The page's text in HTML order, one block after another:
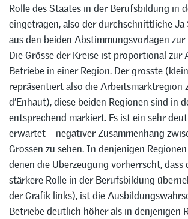
Rolle des Staates in der Berufsbildung in
eingetragen, also der durchschnittliche
aus den beiden Abstimmungsvorlagen
Die Grösse der Kreise ist proportional zur
Betriebe in einer Region. Der grösste
repräsentiert also die Arbeitsmarktregion
d’Enhaut), diese beiden Regionen sind in
entsprechend markiert. Es ist ein sehr
erwartet – negativer Zusammenhang
Grössen zu sehen. In denjenigen
denen die Überzeugung vorherrscht, dass
stärkere Rolle in der Berufsbildung
der Grafik links), ist die
Betriebe deutlich höher als in denjenigen